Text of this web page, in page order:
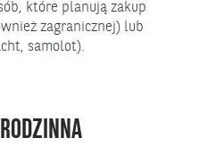
które planują zakup
zagranicznej) lub
samolot).